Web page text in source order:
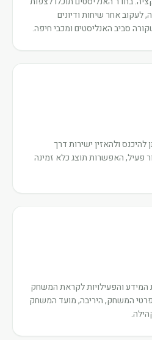
לעקוב אחר שיחות ודיונים
סביב האנליסטים ומכבי חיפה.
ולהאזין ישירות דרך
פעיל, האפשרות תוצג כלא זמינה
והפעילויות לקראת המשחק
המשחק, היריבה, מועד המשחק